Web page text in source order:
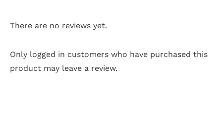
There are no reviews yet.
Only logged in customers who have purchased this
product may leave a review.